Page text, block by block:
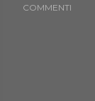
COMMENTI